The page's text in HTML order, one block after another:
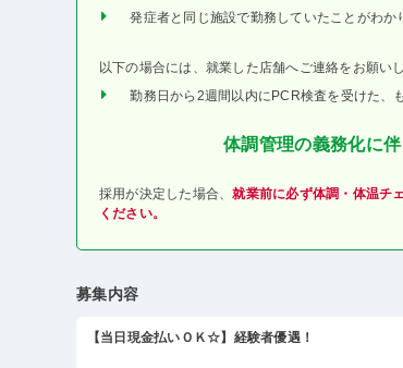
発症者と同じ施設で勤務していたことがわか
以下の場合には、就業した店舗へご連絡をお願いし
勤務日から2週間以内にPCR検査を受けた、
体調管理の義務化に
採用が決定した場合、就業前に必ず体調・体温チ
ください。
募集内容
【当日現金払いＯＫ☆】経験者優遇！